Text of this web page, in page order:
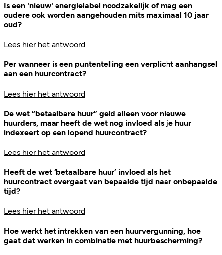
Is een 'nieuw' energielabel noodzakelijk of mag een
oudere ook worden aangehouden mits maximaal 10 jaar
oud?
Lees hier het antwoord
Per wanneer is een puntentelling een verplicht aanhangsel
aan een huurcontract?
Lees hier het antwoord
De wet “betaalbare huur” geld alleen voor nieuwe
huurders, maar heeft de wet nog invloed als je huur
indexeert op een lopend huurcontract?
Lees hier het antwoord
Heeft de wet ‘betaalbare huur’ invloed als het
huurcontract overgaat van bepaalde tijd naar onbepaalde
tijd?
Lees hier het antwoord
Hoe werkt het intrekken van een huurvergunning, hoe
gaat dat werken in combinatie met huurbescherming?